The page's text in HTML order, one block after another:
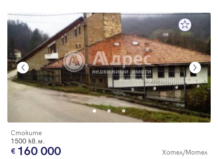
Стоките
1500 кв.м.
160 000 Хотел/Мотел